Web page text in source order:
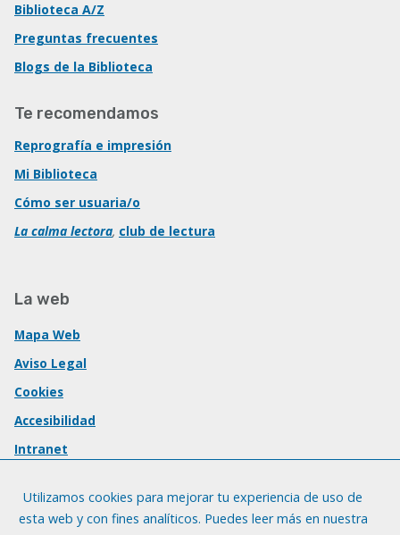
Biblioteca A/Z
Preguntas frecuentes
Blogs de la Biblioteca
Te recomendamos
Reprografía e impresión
Mi Biblioteca
Cómo ser usuaria/o
La calma lectora, club de lectura
La web
Mapa Web
Aviso Legal
Cookies
Accesibilidad
Intranet
Utilizamos cookies para mejorar tu experiencia de uso de
esta web y con fines analíticos. Puedes leer más en nuestra